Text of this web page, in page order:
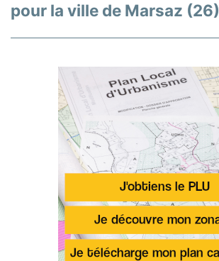
pour la ville de Marsaz (26)